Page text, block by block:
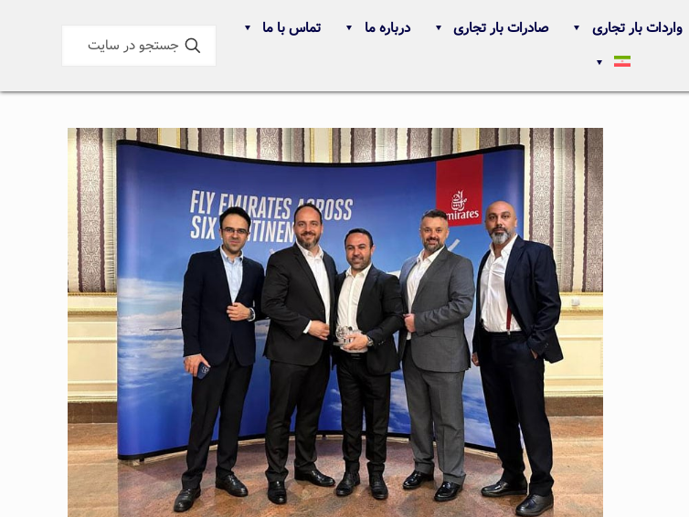
واردات بار تجاری صادرات بار تجاری درباره ما تماس با ما